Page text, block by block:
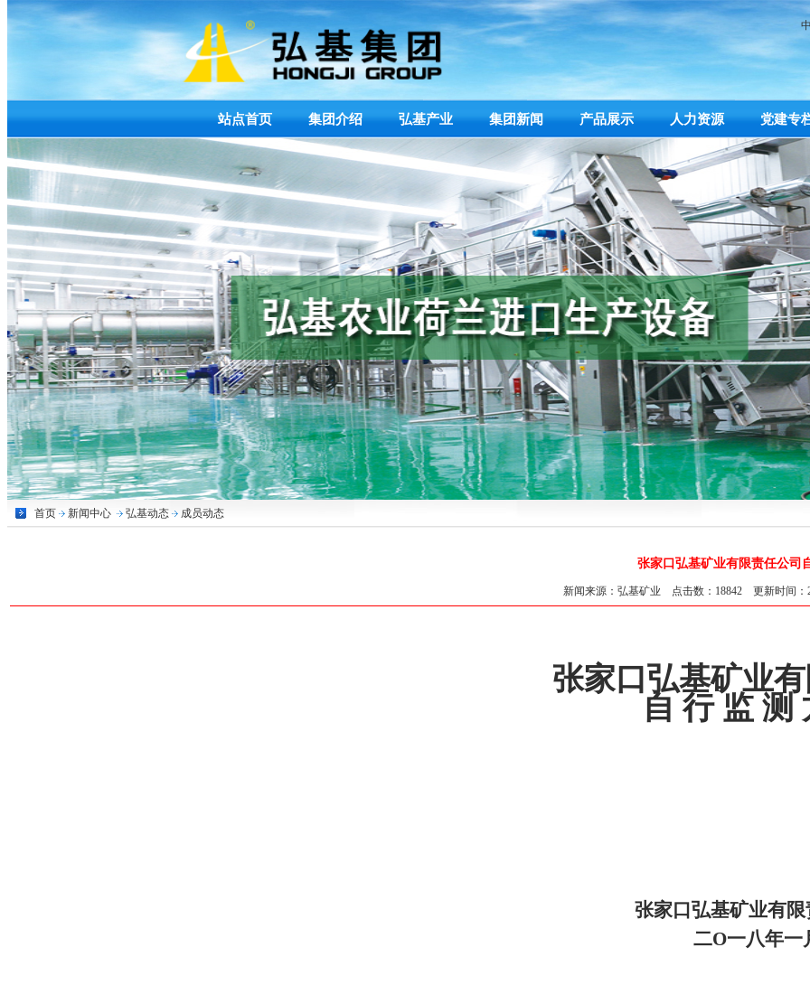
站点首页 集团介绍 弘基产业 集团新闻 产品展示 人力资源 党建专
首页 新闻中心 弘基动态 成员动态
张家口弘基矿业有限责任公司
新闻来源：弘基矿业 点击数：18842 更新时间：
张家口弘基矿业
自 行 监 测
张家口弘基矿业有限
二O一八年一